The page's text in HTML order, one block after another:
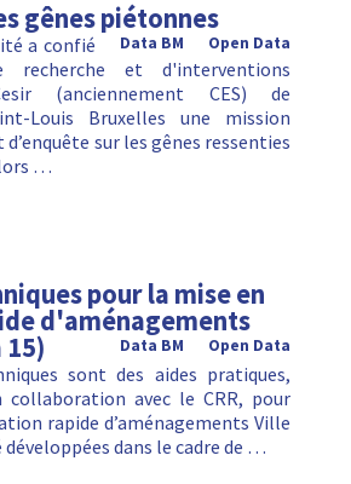
gênes piétonnes
Open Data
Data BM
a confié
recherche et d'interventions
(anciennement CES) de
Louis Bruxelles une mission
sur les gênes ressenties
…
pour la mise en
d'aménagements
15) Open Data
Data BM
sont des aides pratiques,
collaboration avec le CRR, pour
rapide d’aménagements Ville
dans le cadre de …